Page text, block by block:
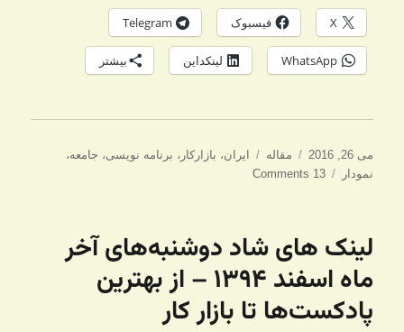
X فیسبوک Telegram
WhatsApp لینکداین بیشتر
ارسال
شده
می 26, 2016 دسته‌ها
مقاله برچسب‌ها
ایران، بازارکار ، برنامه نویسی، جامعه،
نمودار
13 Comments
لینک های شاد دوشنبه‌های آخر
ماه اسفند ۱۳۹۴ – از بهترین
پادکست‌ها تا بازار کار